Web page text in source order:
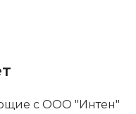
с ООО "Интен"